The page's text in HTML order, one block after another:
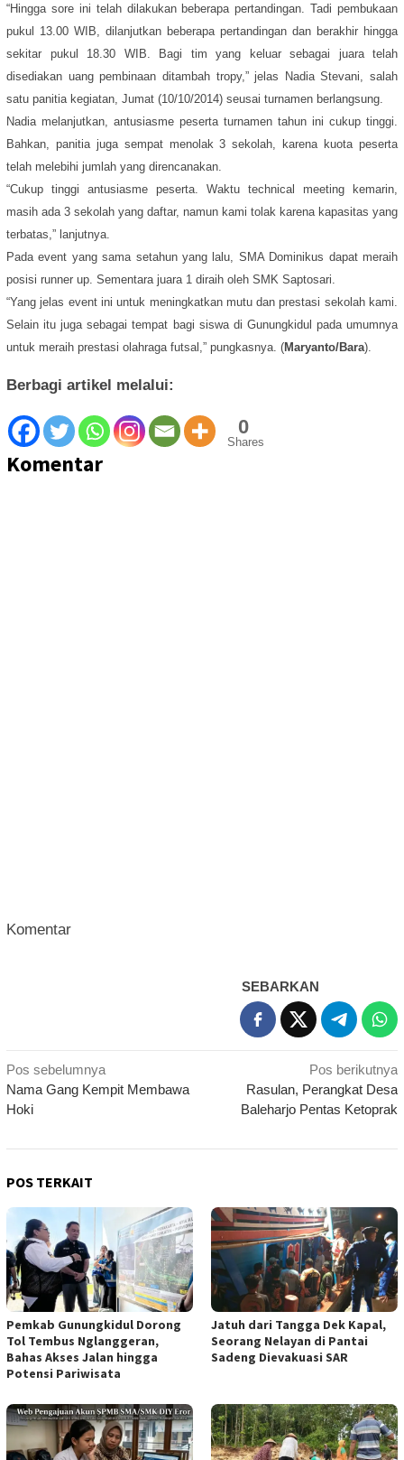
“Hingga sore ini telah dilakukan beberapa pertandingan. Tadi pembukaan
pukul 13.00 WIB, dilanjutkan beberapa pertandingan dan berakhir hingga
sekitar pukul 18.30 WIB. Bagi tim yang keluar sebagai juara telah
disediakan uang pembinaan ditambah tropy,” jelas Nadia Stevani, salah
satu panitia kegiatan, Jumat (10/10/2014) seusai turnamen berlangsung.
Nadia melanjutkan, antusiasme peserta turnamen tahun ini cukup tinggi.
Bahkan, panitia juga sempat menolak 3 sekolah, karena kuota peserta
telah melebihi jumlah yang direncanakan.
“Cukup tinggi antusiasme peserta. Waktu technical meeting kemarin,
masih ada 3 sekolah yang daftar, namun kami tolak karena kapasitas yang
terbatas,” lanjutnya.
Pada event yang sama setahun yang lalu, SMA Dominikus dapat meraih
posisi runner up. Sementara juara 1 diraih oleh SMK Saptosari.
“Yang jelas event ini untuk meningkatkan mutu dan prestasi sekolah kami.
Selain itu juga sebagai tempat bagi siswa di Gunungkidul pada umumnya
untuk meraih prestasi olahraga futsal,” pungkasnya. (Maryanto/Bara).
Berbagi artikel melalui:
0
Shares
Komentar
Komentar
SEBARKAN
Navigasi
pos
Pos sebelumnya
Nama Gang Kempit Membawa
Hoki
Pos berikutnya
Rasulan, Perangkat Desa
Baleharjo Pentas Ketoprak
POS TERKAIT
Pemkab Gunungkidul Dorong
Tol Tembus Nglanggeran,
Bahas Akses Jalan hingga
Potensi Pariwisata
Jatuh dari Tangga Dek Kapal,
Seorang Nelayan di Pantai
Sadeng Dievakuasi SAR